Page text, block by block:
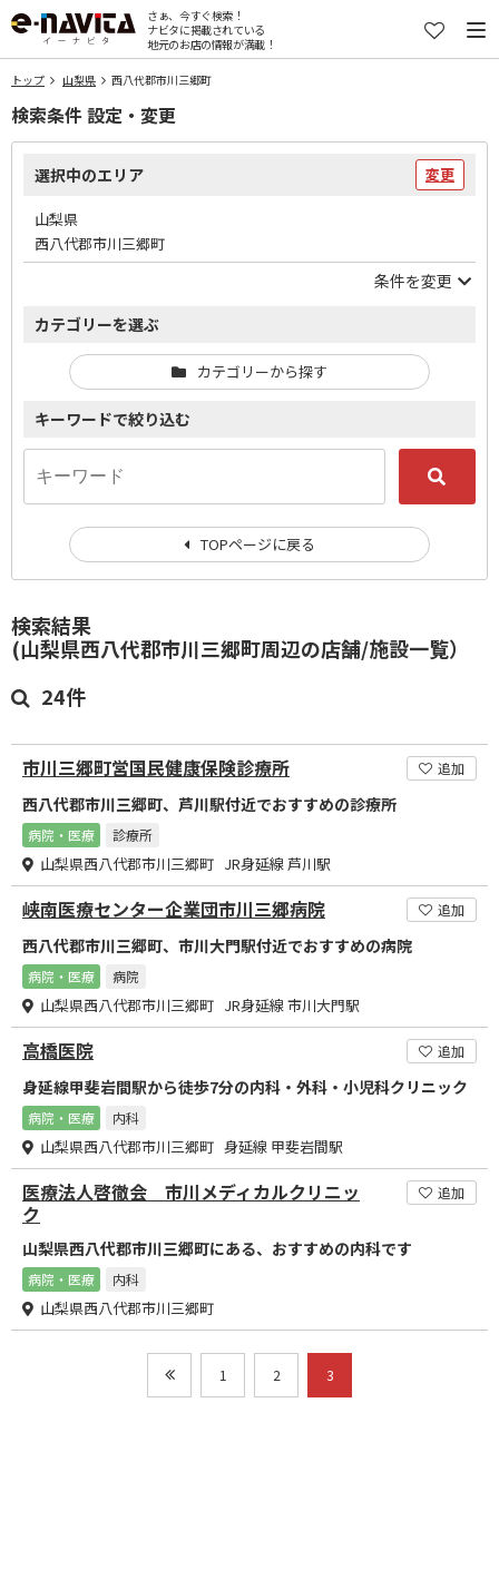
さぁ、今すぐ検索！
ナビタに掲載されている
地元のお店の情報が満載！
トップ 山梨県 西八代郡市川三郷町
検索結果
(山梨県西八代郡市川三郷町周辺の店舗/施設一覧）
24件
市川三郷町営国民健康保険診療所 追加
西八代郡市川三郷町、芦川駅付近でおすすめの診療所
病院・医療 診療所
山梨県西八代郡市川三郷町 JR身延線 芦川駅
峡南医療センター企業団市川三郷病院 追加
西八代郡市川三郷町、市川大門駅付近でおすすめの病院
病院・医療 病院
山梨県西八代郡市川三郷町 JR身延線 市川大門駅
高橋医院 追加
身延線甲斐岩間駅から徒歩7分の内科・外科・小児科クリニック
病院・医療 内科
山梨県西八代郡市川三郷町 身延線 甲斐岩間駅
医療法人啓徹会 市川メディカルクリニッ
ク
追加
山梨県西八代郡市川三郷町にある、おすすめの内科です
病院・医療 内科
山梨県西八代郡市川三郷町
1 2 3
検索条件 設定・変更
選択中のエリア 変更
山梨県
西八代郡市川三郷町
条件を変更
カテゴリーを選ぶ
カテゴリーから探す
キーワードで絞り込む
TOPページに戻る